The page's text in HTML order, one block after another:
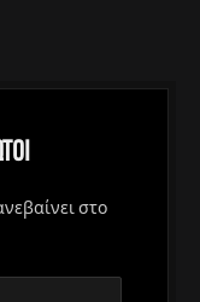
στο